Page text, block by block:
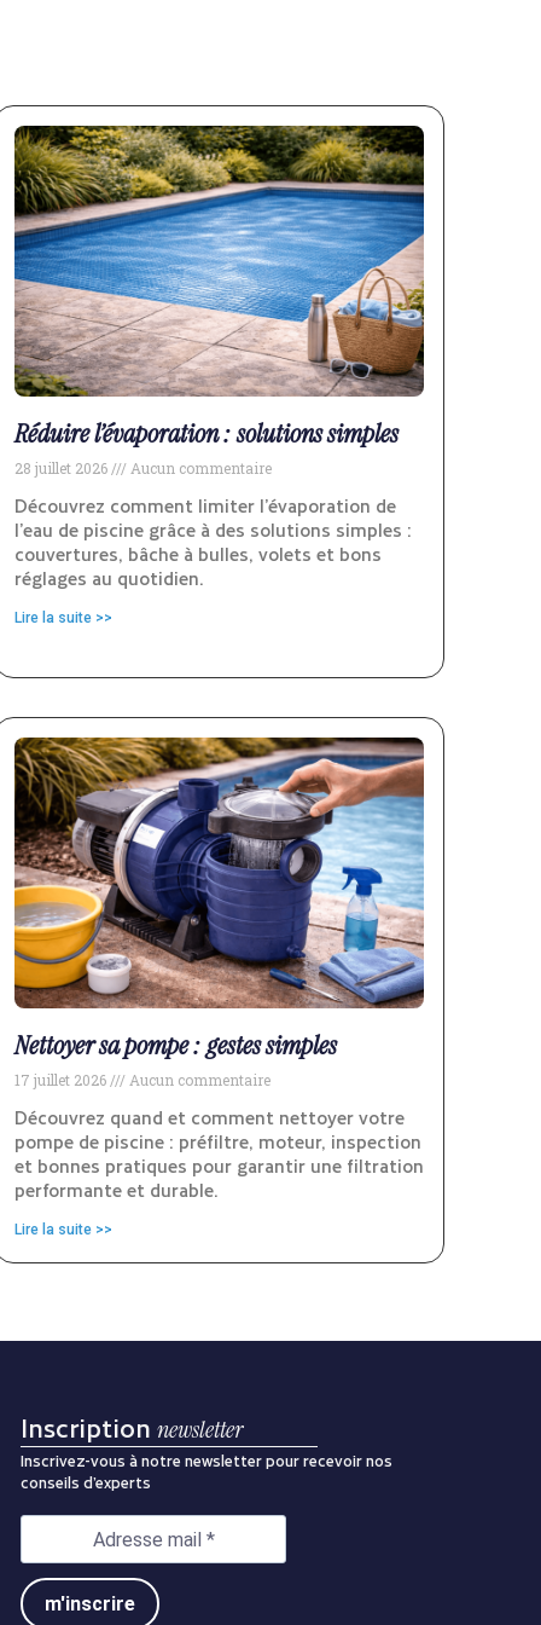
Réduire l’évaporation : solutions simples
28 juillet 2026 Aucun commentaire
Découvrez comment limiter l’évaporation de
l’eau de piscine grâce à des solutions simples :
couvertures, bâche à bulles, volets et bons
réglages au quotidien.
Lire la suite >>
Nettoyer sa pompe : gestes simples
17 juillet 2026 Aucun commentaire
Découvrez quand et comment nettoyer votre
pompe de piscine : préfiltre, moteur, inspection
et bonnes pratiques pour garantir une filtration
performante et durable.
Lire la suite >>
Inscription newsletter
Inscrivez-vous à notre newsletter pour recevoir nos
conseils d’experts
m'inscrire